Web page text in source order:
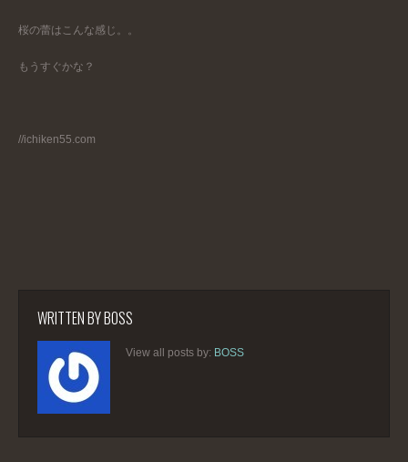
桜の蕾はこんな感じ。。
もうすぐかな？
//ichiken55.com
WRITTEN BYBOSS
View all posts by: BOSS